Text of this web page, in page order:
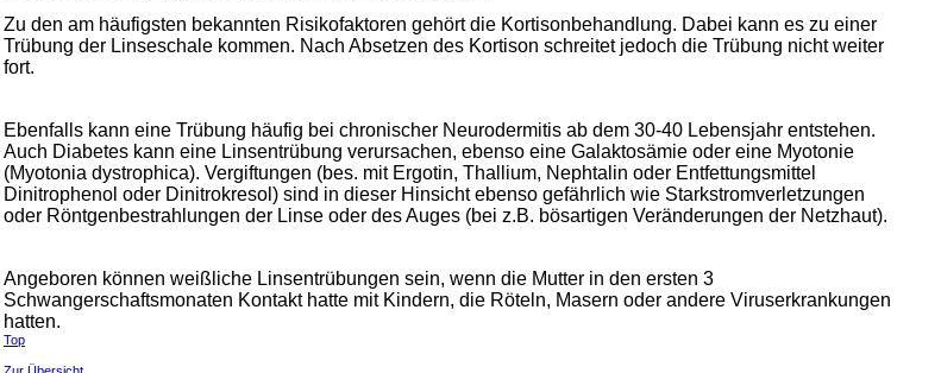
Zu den am häufigsten bekannten Risikofaktoren gehört die Kortisonbehandlung. Dabei kann es zu einer
Trübung der Linseschale kommen. Nach Absetzen des Kortison schreitet jedoch die Trübung nicht weiter
fort.
Ebenfalls kann eine Trübung häufig bei chronischer Neurodermitis ab dem 30-40 Lebensjahr entstehen.
Auch Diabetes kann eine Linsentrübung verursachen, ebenso eine Galaktosämie oder eine Myotonie
(Myotonia dystrophica). Vergiftungen (bes. mit Ergotin, Thallium, Nephtalin oder Entfettungsmittel
Dinitrophenol oder Dinitrokresol) sind in dieser Hinsicht ebenso gefährlich wie Starkstromverletzungen
oder Röntgenbestrahlungen der Linse oder des Auges (bei z.B. bösartigen Veränderungen der Netzhaut).
Angeboren können weißliche Linsentrübungen sein, wenn die Mutter in den ersten 3
Schwangerschaftsmonaten Kontakt hatte mit Kindern, die Röteln, Masern oder andere Viruserkrankungen
hatten.
Top